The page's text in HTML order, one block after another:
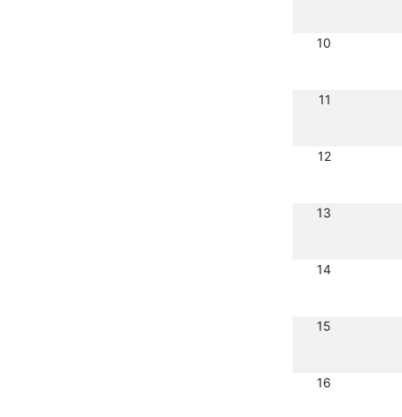
10
11
12
13
14
15
16